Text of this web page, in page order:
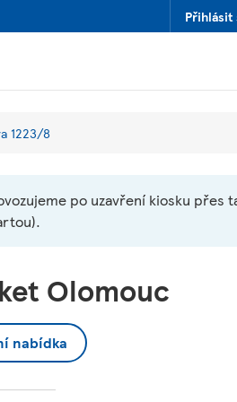
Přihlásit
1223/8
po uzavření kiosku přes
Olomouc
nabídka